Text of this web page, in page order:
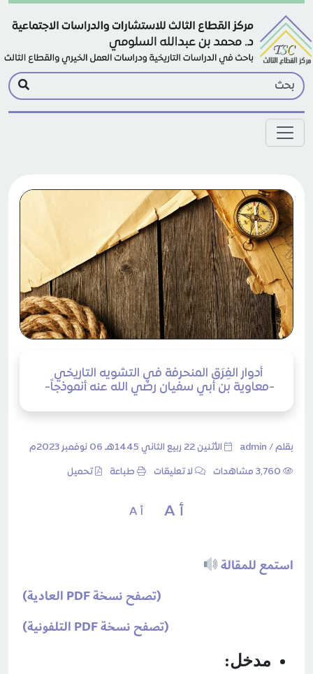
Skip to main content
أدوار الفِرَق المنحرفة في التشويه التاريخي
-معاوية بن أبي سفيان رضي الله عنه أنموذجاً-
بقلم / admin الأثنين 22 ربيع الثاني 1445هـ 06 نوفمبر 2023م
لا تعليقات طباعة تحميل
أ A أ A
استمع للمقالة
(تصفح نسخة PDF العادية)
(تصفح نسخة PDF التلفونية)
مدخل: